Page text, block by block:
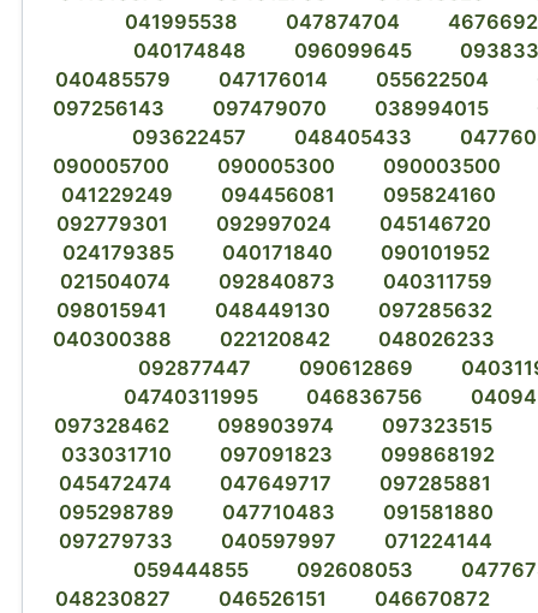
041995538
047874704
040174848
096099645
040485579
047176014 055622504
097256143
097479070 038994015
093622457
048405433
090005700
090005300
090003500
041229249
094456081
095824160
092779301
092997024
045146720
024179385
040171840
090101952
021504074
092840873
040311759
098015941
048449130
097285632
040300388
022120842
048026233
092877447
090612869
04740311995
046836756
097328462
098903974
097323515
033031710
097091823
099868192
045472474
047649717
097285881
095298789
047710483
091581880
097279733
040597997
071224144
059444855
092608053
048230827
046526151 046670872